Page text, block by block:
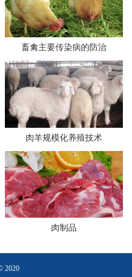
畜禽主要传染病的防治
肉羊规模化养殖技术
肉制品
2020